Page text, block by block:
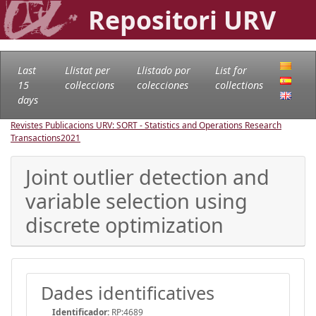
Repositori URV
Last
15
days
Llistat per
col·leccions
Llistado por
colecciones
List for
collections
Revistes Publicacions URV: SORT - Statistics and Operations Research
Transactions2021
Joint outlier detection and
variable selection using
discrete optimization
Dades identificatives
Identificador: RP:4689